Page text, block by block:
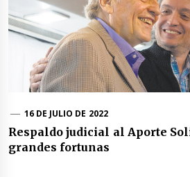
16 DE JULIO DE 2022
Respaldo judicial al Aporte
grandes fortunas